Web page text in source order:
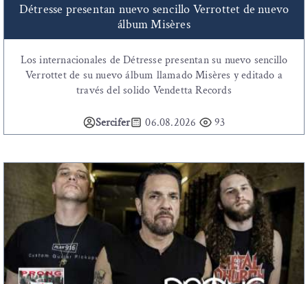
Détresse presentan nuevo sencillo Verrottet de nuevo
álbum Misères
Los internacionales de Détresse presentan su nuevo sencillo
Verrottet de su nuevo álbum llamado Misères y editado a
través del solido Vendetta Records
Sercifer 06.08.2026 93